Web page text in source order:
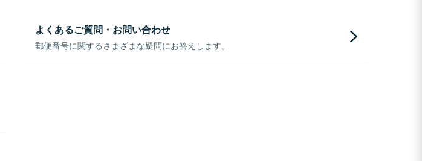
よくあるご質問・お問い合わせ
郵便番号に関するさまざまな疑問にお答えします。